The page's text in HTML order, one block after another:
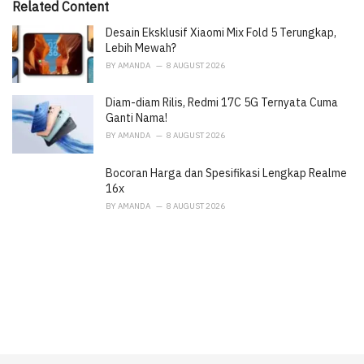
i
s
:
Related Content
Desain Eksklusif Xiaomi Mix Fold 5 Terungkap,
Lebih Mewah?
BY AMANDA 8 AUGUST 2026
Diam-diam Rilis, Redmi 17C 5G Ternyata Cuma
Ganti Nama!
BY AMANDA 8 AUGUST 2026
Bocoran Harga dan Spesifikasi Lengkap Realme
16x
BY AMANDA 8 AUGUST 2026